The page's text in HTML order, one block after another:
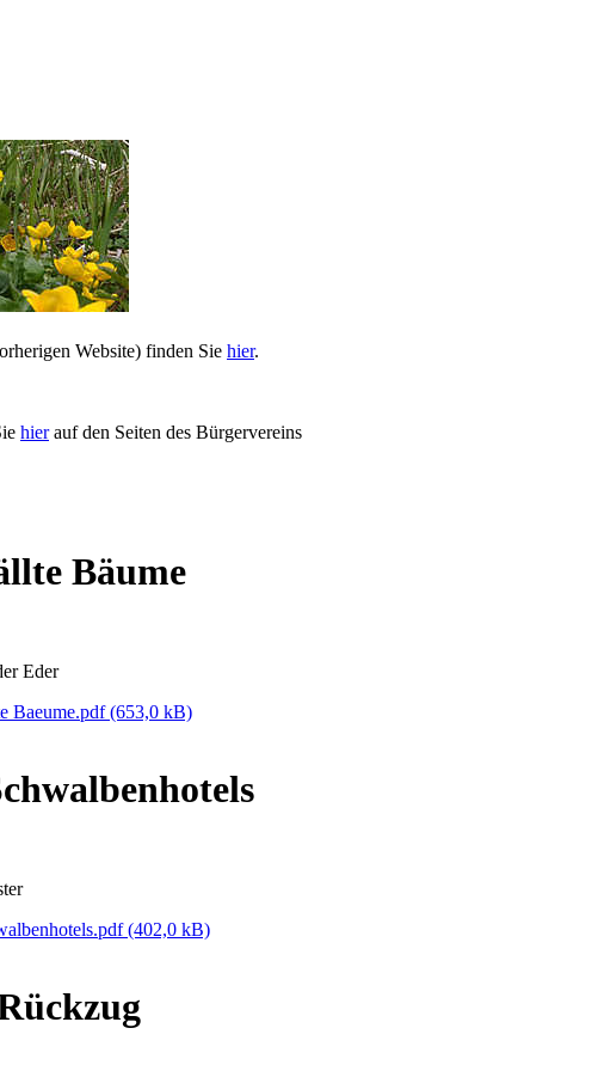
Website) finden Sie hier.
hierauf den Seiten des Bürgervereins
Bäume
Eder
Baeume.pdf(653,0 kB)
(402,0 kB)